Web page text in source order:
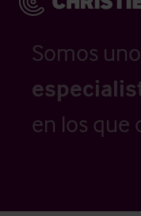
Somos
en los que